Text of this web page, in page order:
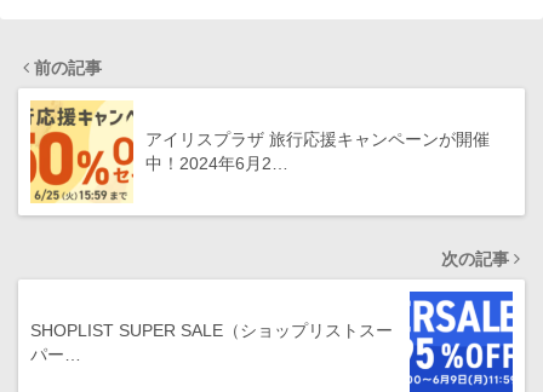
前の記事
アイリスプラザ 旅行応援キャンペーンが開催
中！2024年6月2…
次の記事
SHOPLIST SUPER SALE（ショップリストスー
パー…